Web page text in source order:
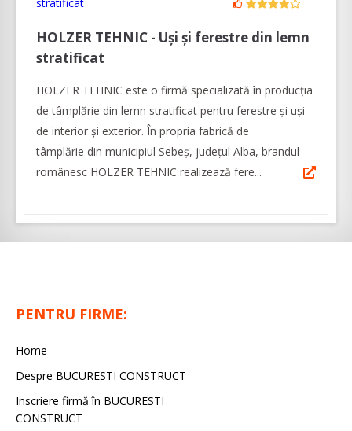
HOLZER TEHNIC - Uși și ferestre din lemn
stratificat
HOLZER TEHNIC este o firmă specializată în producția
de tâmplărie din lemn stratificat pentru ferestre și uși
de interior și exterior. În propria fabrică de
tâmplărie din municipiul Sebeș, județul Alba, brandul
românesc HOLZER TEHNIC realizează fere...
PENTRU FIRME:
Home
Despre BUCURESTI CONSTRUCT
Inscriere firmă în BUCURESTI
CONSTRUCT